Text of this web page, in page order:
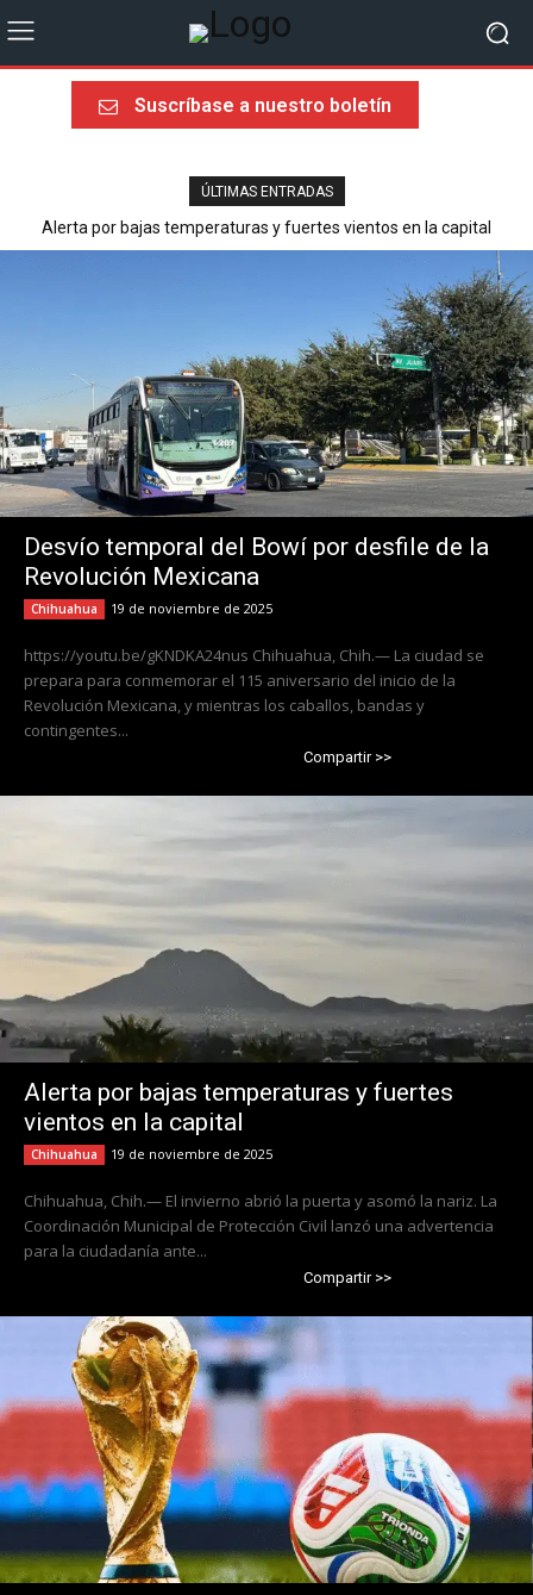
Suscríbase a nuestro boletín
ÚLTIMAS ENTRADAS
Alerta por bajas temperaturas y fuertes vientos en la capital
Última llamada rumbo al Mundial 2026: sorpresas, heroísmos y
ausencias dolorosas
Desvío temporal del Bowí por desfile de la
Revolución Mexicana
Chihuahua 19 de noviembre de 2025
https://youtu.be/gKNDKA24nus Chihuahua, Chih.— La ciudad se
prepara para conmemorar el 115 aniversario del inicio de la
Revolución Mexicana, y mientras los caballos, bandas y
contingentes...
Compartir >>
Alerta por bajas temperaturas y fuertes
vientos en la capital
Chihuahua 19 de noviembre de 2025
Chihuahua, Chih.— El invierno abrió la puerta y asomó la nariz. La
Coordinación Municipal de Protección Civil lanzó una advertencia
para la ciudadanía ante...
Compartir >>